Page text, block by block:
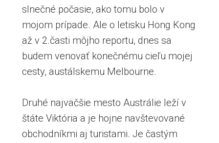
slnečné počasie, ako tomu bolo v
mojom prípade. Ale o letisku Hong Kong
až v 2.časti môjho reportu, dnes sa
budem venovať konečnému cieľu mojej
cesty, austálskemu Melbourne.
Druhé najväčšie mesto Austrálie leží v
štáte Viktória a je hojne navštevované
obchodníkmi aj turistami. Je častým